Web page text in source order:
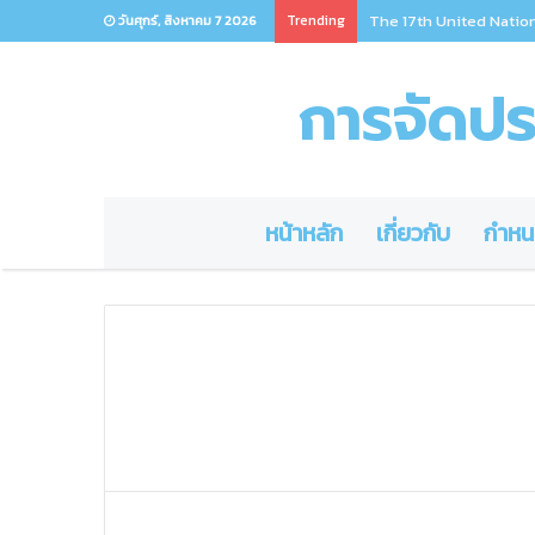
วันศุกร์, สิงหาคม 7 2026 Trending The 17th United
การจัดป
หน้าหลัก เกี่ยวกับ กำห